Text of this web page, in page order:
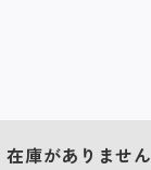
在庫がありません